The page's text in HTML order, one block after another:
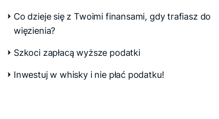
Co dzieje się z Twoimi finansami, gdy trafiasz do
więzienia?
Szkoci zapłacą wyższe podatki
Inwestuj w whisky i nie płać podatku!